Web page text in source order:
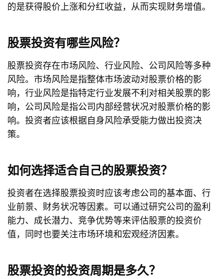
的是获得股价上涨和分红收益，从而实现财务增值。
股票投资有哪些风险？
股票投资存在市场风险、行业风险、公司风险等多种
风险。市场风险是指整体市场波动对股票价格的影
响，行业风险是指特定行业发展不利对相关股票的影
响，公司风险是指公司内部经营状况对股票价格的影
响。投资者应该根据自身风险承受能力做出投资决
策。
如何选择适合自己的股票投资？
投资者在选择股票投资时应该考虑公司的基本面、行
业前景、财务状况等因素。可以通过研究公司的盈利
能力、成长潜力、竞争优势等来评估股票的投资价
值，同时也要关注市场环境和宏观经济因素。
股票投资的投资周期是多久？